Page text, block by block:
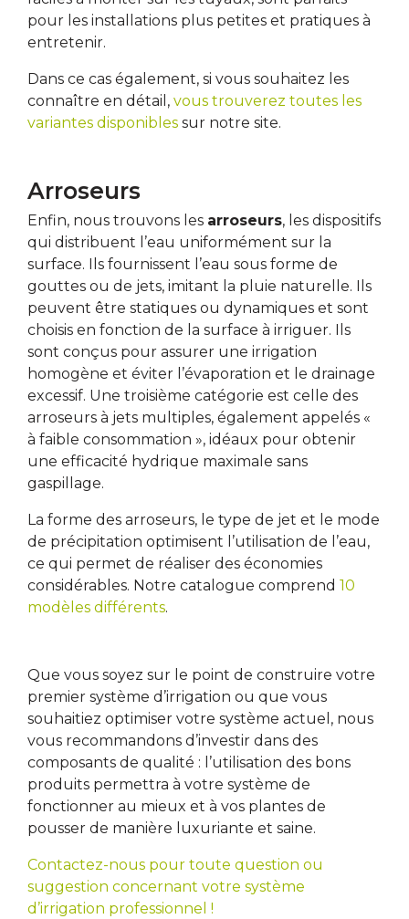
pour les installations plus petites et pratiques à
entretenir.
Dans ce cas également, si vous souhaitez les
connaître en détail, vous trouverez toutes les
variantes disponibles sur notre site.
Arroseurs
Enfin, nous trouvons les arroseurs, les dispositifs
qui distribuent l’eau uniformément sur la
surface. Ils fournissent l’eau sous forme de
gouttes ou de jets, imitant la pluie naturelle. Ils
peuvent être statiques ou dynamiques et sont
choisis en fonction de la surface à irriguer. Ils
sont conçus pour assurer une irrigation
homogène et éviter l’évaporation et le drainage
excessif. Une troisième catégorie est celle des
arroseurs à jets multiples, également appelés «
à faible consommation », idéaux pour obtenir
une efficacité hydrique maximale sans
gaspillage.
La forme des arroseurs, le type de jet et le mode
de précipitation optimisent l’utilisation de l’eau,
ce qui permet de réaliser des économies
considérables. Notre catalogue comprend 10
modèles différents.
Que vous soyez sur le point de construire votre
premier système d’irrigation ou que vous
souhaitiez optimiser votre système actuel, nous
vous recommandons d’investir dans des
composants de qualité : l’utilisation des bons
produits permettra à votre système de
fonctionner au mieux et à vos plantes de
pousser de manière luxuriante et saine.
Contactez-nous pour toute question ou
suggestion concernant votre système
d’irrigation professionnel !